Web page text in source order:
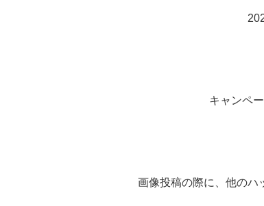
キャンペ
画像投稿の際に、他のハ